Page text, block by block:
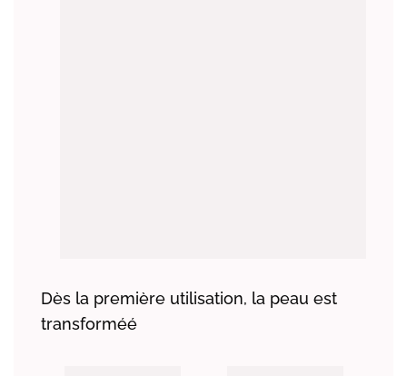
Dès la première utilisation, la peau est
transforméé